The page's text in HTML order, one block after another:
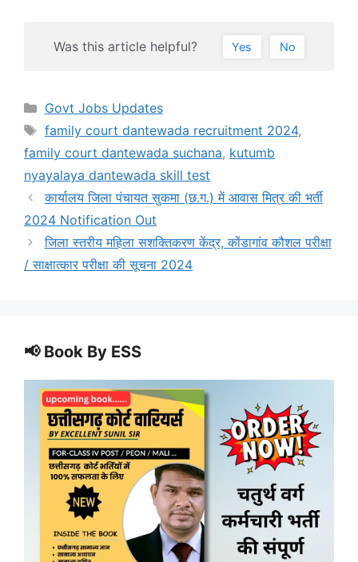
Was this article helpful? Yes No
Categories
Govt Jobs Updates
Tags
family court dantewada recruitment 2024,
family court dantewada suchana, kutumb
nyayalaya dantewada skill test
कार्यालय जिला पंचायत सुकमा (छ.ग.) में आवास मित्र की भर्ती
2024 Notification Out
जिला स्तरीय महिला सशक्तिकरण केंद्र, कोंडागांव कौशल परीक्षा
/ साक्षात्कार परीक्षा की सूचना 2024
📢 Book By ESS